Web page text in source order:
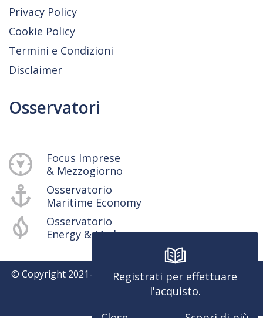
Registrati per effettuare
l'acquisto.
Privacy Policy
Cookie Policy
Termini e Condizioni
Disclaimer
Osservatori
Focus Imprese
& Mezzogiorno
Osservatorio
Maritime Economy
Osservatorio
Energy & Med
© Copyright 2021-
SRM - Centro Studi e Ricerche -
P.iva 04514401217